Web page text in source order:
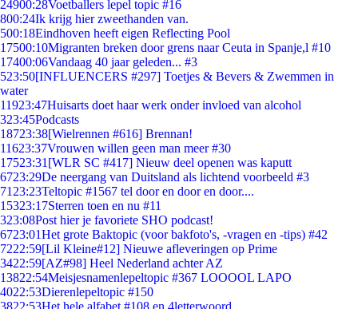
24900:28Voetballers lepel topic #16
800:24Ik krijg hier zweethanden van.
500:18Eindhoven heeft eigen Reflecting Pool
17500:10Migranten breken door grens naar Ceuta in Spanje,l #10
17400:06Vandaag 40 jaar geleden... #3
523:50[INFLUENCERS #297] Toetjes & Bevers & Zwemmen in
water
11923:47Huisarts doet haar werk onder invloed van alcohol
323:45Podcasts
18723:38[Wielrennen #616] Brennan!
11623:37Vrouwen willen geen man meer #30
17523:31 [WLR SC #417] Nieuw deel openen was kaputt
6723:29De neergang van Duitsland als lichtend voorbeeld #3
71 23:23Teltopic #1567 tel door en door en door....
15323:17Sterren toen en nu #11
323:08Post hier je favoriete SHO podcast!
6723:01Het grote Baktopic (voor bakfoto's, -vragen en -tips) #42
7222:59[Lil Kleine#12] Nieuwe afleveringen op Prime
3422:59[AZ#98] Heel Nederland achter AZ
13822:54Meisjesnamenlepeltopic #367 LOOOOL LAPO
4022:53Dierenlepeltopic #150
3822:53Het hele alfabet #108 en 4letterwoord